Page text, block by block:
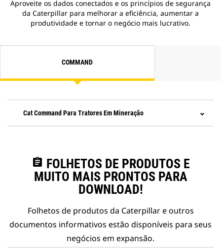
Aproveite os dados conectados e os princípios de segurança
da Caterpillar para melhorar a eficiência, aumentar a
produtividade e tornar o negócio mais lucrativo.
COMMAND
Cat Command Para Tratores Em Mineração
assignment FOLHETOS DE PRODUTOS E
MUITO MAIS PRONTOS PARA
DOWNLOAD!
Folhetos de produtos da Caterpillar e outros
documentos informativos estão disponíveis para seus
negócios em expansão.